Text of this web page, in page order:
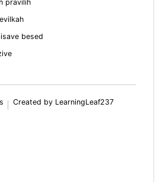
pravilih
besed
Created by LearningLeaf237